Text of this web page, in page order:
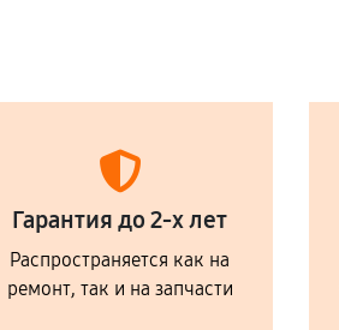
Гарантия до 2-х лет
Распространяется как на
ремонт, так и на запчасти